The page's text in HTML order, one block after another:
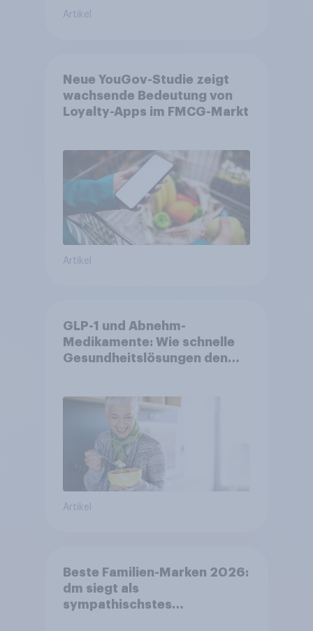
Artikel
Neue YouGov-Studie zeigt
wachsende Bedeutung von
Loyalty-Apps im FMCG-Markt
Artikel
GLP-1 und Abnehm-
Medikamente: Wie schnelle
Gesundheitslösungen den
Artikel
Beste Familien-Marken 2026:
dm siegt als
sympathischstes